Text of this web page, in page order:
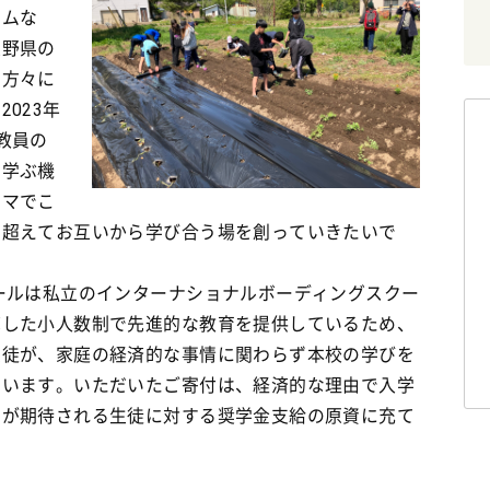
な
県の
々に
年
員の
ぶ機
でこ
えてお互いから学び合う場を創っていきたいで
は私立のインターナショナルボーディングスクー
た小人数制で先進的な教育を提供しているため、
が、家庭の経済的な事情に関わらず本校の学びを
ます。いただいたご寄付は、経済的な理由で入学
期待される生徒に対する奨学金支給の原資に充て